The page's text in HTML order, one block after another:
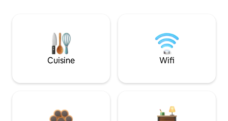
Cuisine Wifi